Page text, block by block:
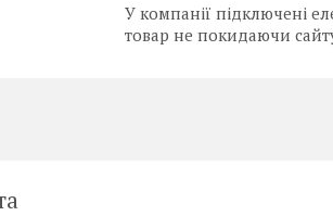
У компанії підключені
товар не покидаючи